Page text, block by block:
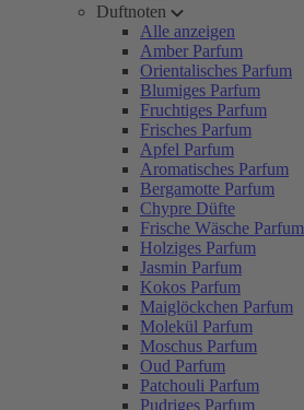
Duftnoten
Alle anzeigen
Amber Parfum
Orientalisches Parfum
Blumiges Parfum
Fruchtiges Parfum
Frisches Parfum
Apfel Parfum
Aromatisches Parfum
Bergamotte Parfum
Chypre Düfte
Frische Wäsche Parfum
Holziges Parfum
Jasmin Parfum
Kokos Parfum
Maiglöckchen Parfum
Molekül Parfum
Moschus Parfum
Oud Parfum
Patchouli Parfum
Pudriges Parfum